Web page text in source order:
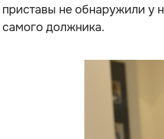
приставы не обнаружили у
самого должника.